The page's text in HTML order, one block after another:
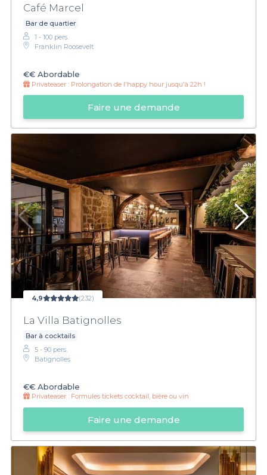
Café Marcel
Bar de quartier
1 - 100 pers.
Franklin Roosevelt
€€ Abordable
Privateaser : Prolongation de l'happy hour jusqu'à 22h !
Faire une demande
4,9 (232)
La Villa Batignolles
Bar à cocktails
5 - 90 pers.
Batignolles
€€ Abordable
Privateaser : Formules tickets cocktail, bière ou vin
Faire une demande